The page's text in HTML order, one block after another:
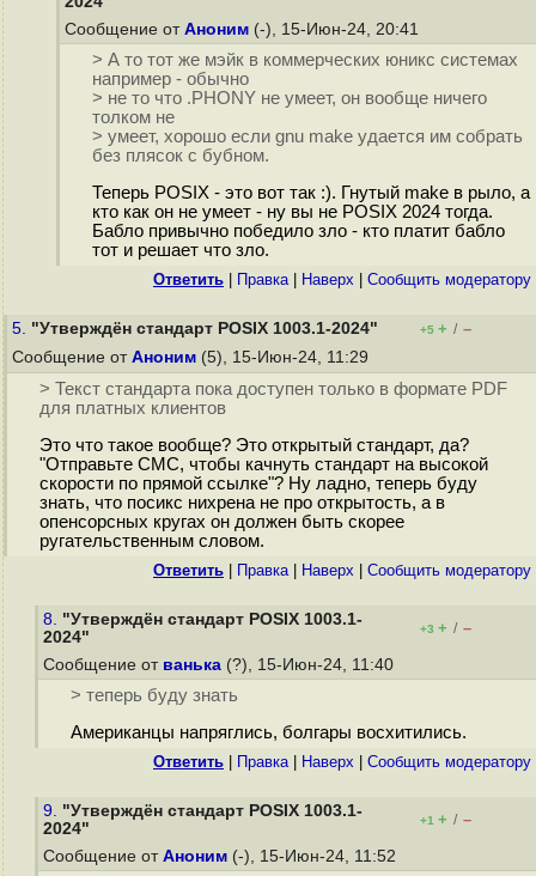
Сообщение от Аноним (-), 15-Июн-24, 20:41
> А то тот же мэйк в коммерческих юникс системах
например - обычно
> не то что .PHONY не умеет, он вообще ничего
толком не
> умеет, хорошо если gnu make удается им собрать
без плясок с бубном.
Теперь POSIX - это вот так :). Гнутый make в рыло, а
кто как он не умеет - ну вы не POSIX 2024 тогда.
Бабло привычно победило зло - кто платит бабло
тот и решает что зло.
Ответить Правка| Наверх Cообщить модератору
5. "Утверждён стандарт POSIX 1003.1-2024" +5 + / –
Сообщение от Аноним (5), 15-Июн-24, 11:29
> Текст стандарта пока доступен только в формате PDF
для платных клиентов
Это что такое вообще? Это открытый стандарт, да?
"Отправьте СМС, чтобы качнуть стандарт на высокой
скорости по прямой ссылке"? Ну ладно, теперь буду
знать, что посикс нихрена не про открытость, а в
опенсорсных кругах он должен быть скорее
ругательственным словом.
Ответить Правка| Наверх Cообщить модератору
8. "Утверждён стандарт POSIX 1003.1-
2024"
+3 + / –
Сообщение от ванька (?), 15-Июн-24, 11:40
> теперь буду знать
Американцы напряглись, болгары восхитились.
Ответить Правка| Наверх Cообщить модератору
9. "Утверждён стандарт POSIX 1003.1-
2024"
+1 + / –
Сообщение от Аноним (-), 15-Июн-24, 11:52